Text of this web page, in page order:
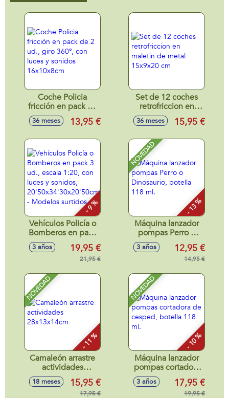
Coche Policia
fricción en pack de
2 ud., giro 360º,
con luces y sonidos
36 meses 13,95 €
Set de 12 coches
retrofriccion en
maletin de metal
15x9x20 cm
36 meses 15,95 €
- 9 %
Vehículos Policía o
Bomberos en pack
3 ud., escala 1:20,
con luces y
- Modelos surtidos
3 años 19,95 €
21,95 €
NOVEDAD
- 13 %
Máquina lanzador
pompas Perro o
Dinosaurio, botella
118 ml.
3 años 12,95 €
14,95 €
NOVEDAD
- 11 %
Camaleón arrastre
actividades
28x13x14cm
18 meses 15,95 €
17,95 €
NOVEDAD
- 10 %
Máquina lanzador
pompas cortadora
de cesped, botella
118 ml.
3 años 17,95 €
19,95 €